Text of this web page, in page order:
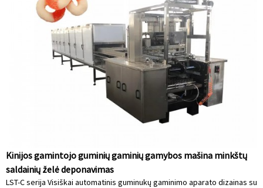
Kinijos gamintojo guminių gaminių gamybos mašina minkštų
saldainių želė deponavimas
LST-C serija Visiškai automatinis guminukų gaminimo aparato dizainas su